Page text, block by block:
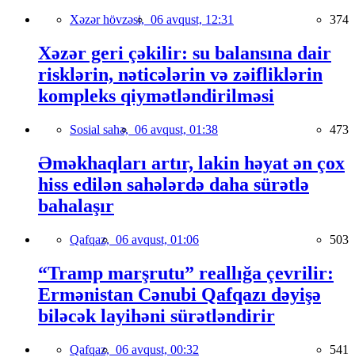
Xəzər hövzəsi, 06 avqust, 12:31 374
Xəzər geri çəkilir: su balansına dair
risklərin, nəticələrin və zəifliklərin
kompleks qiymətləndirilməsi
Sosial sahə, 06 avqust, 01:38 473
Əməkhaqları artır, lakin həyat ən çox
hiss edilən sahələrdə daha sürətlə
bahalaşır
Qafqaz, 06 avqust, 01:06 503
“Tramp marşrutu” reallığa çevrilir:
Ermənistan Cənubi Qafqazı dəyişə
biləcək layihəni sürətləndirir
Qafqaz, 06 avqust, 00:32 541